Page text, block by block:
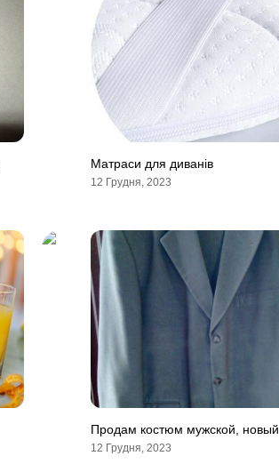
Матраси для диванів
12 Грудня, 2023
Продам костюм мужской, новый
12 Грудня, 2023